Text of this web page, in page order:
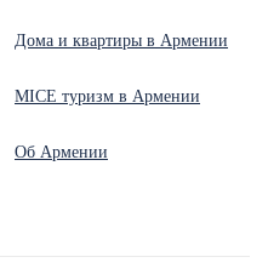
Дома и квартиры в Армении
MICE туризм в Армении
Об Армении